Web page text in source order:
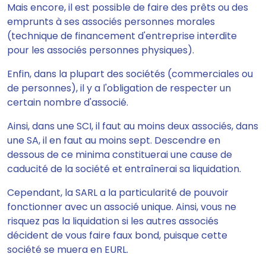
Mais encore, il est possible de faire des prêts ou des
emprunts à ses associés personnes morales
(technique de financement d'entreprise interdite
pour les associés personnes physiques).
Enfin, dans la plupart des sociétés (commerciales ou
de personnes), il y a l'obligation de respecter un
certain nombre d'associé.
Ainsi, dans une SCI, il faut au moins deux associés, dans
une SA, il en faut au moins sept. Descendre en
dessous de ce minima constituerai une cause de
caducité de la société et entraînerai sa liquidation.
Cependant, la SARL a la particularité de pouvoir
fonctionner avec un associé unique. Ainsi, vous ne
risquez pas la liquidation si les autres associés
décident de vous faire faux bond, puisque cette
société se muera en EURL.